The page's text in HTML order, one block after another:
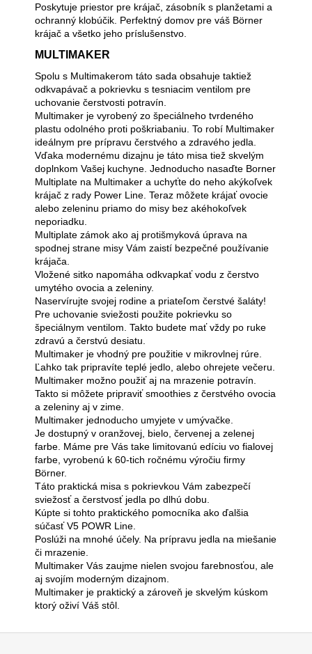
Poskytuje priestor pre krájač, zásobník s planžetami a
ochranný klobúčik. Perfektný domov pre váš Börner
krájač a všetko jeho príslušenstvo.
MULTIMAKER
Spolu s Multimakerom táto sada obsahuje taktiež
odkvapávač a pokrievku s tesniacim ventilom pre
uchovanie čerstvosti potravín.
Multimaker je vyrobený zo špeciálneho tvrdeného
plastu odolného proti poškriabaniu. To robí Multimaker
ideálnym pre prípravu čerstvého a zdravého jedla.
Vďaka modernému dizajnu je táto misa tiež skvelým
doplnkom Vašej kuchyne. Jednoducho nasaďte Borner
Multiplate na Multimaker a uchyťte do neho akýkoľvek
krájač z rady Power Line. Teraz môžete krájať ovocie
alebo zeleninu priamo do misy bez akéhokoľvek
neporiadku.
Multiplate zámok ako aj protišmyková úprava na
spodnej strane misy Vám zaistí bezpečné používanie
krájača.
Vložené sitko napomáha odkvapkať vodu z čerstvo
umytého ovocia a zeleniny.
Naservírujte svojej rodine a priateľom čerstvé šaláty!
Pre uchovanie sviežosti použite pokrievku so
špeciálnym ventilom. Takto budete mať vždy po ruke
zdravú a čerstvú desiatu.
Multimaker je vhodný pre použitie v mikrovlnej rúre.
Ľahko tak pripravíte teplé jedlo, alebo ohrejete večeru.
Multimaker možno použiť aj na mrazenie potravín.
Takto si môžete pripraviť smoothies z čerstvého ovocia
a zeleniny aj v zime.
Multimaker jednoducho umyjete v umývačke.
Je dostupný v oranžovej, bielo, červenej a zelenej
farbe. Máme pre Vás take limitovanú edíciu vo fialovej
farbe, vyrobenú k 60-tich ročnému výročiu firmy
Börner.
Táto praktická misa s pokrievkou Vám zabezpečí
sviežosť a čerstvosť jedla po dlhú dobu.
Kúpte si tohto praktického pomocníka ako ďalšia
súčasť V5 POWR Line.
Poslúži na mnohé účely. Na prípravu jedla na miešanie
či mrazenie.
Multimaker Vás zaujme nielen svojou farebnosťou, ale
aj svojím moderným dizajnom.
Multimaker je praktický a zároveň je skvelým kúskom
ktorý oživí Váš stôl.